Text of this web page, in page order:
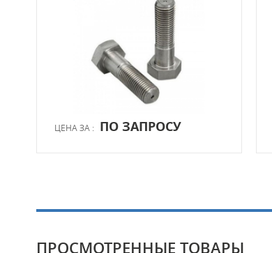
ЦЕНА ЗА : ПО ЗАПРОСУ
ПРОСМОТРЕННЫЕ ТОВАРЫ